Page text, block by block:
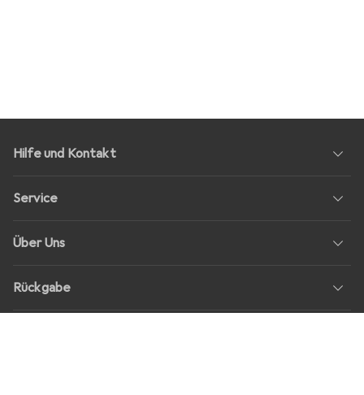
Hilfe und Kontakt
Service
Über Uns
Rückgabe